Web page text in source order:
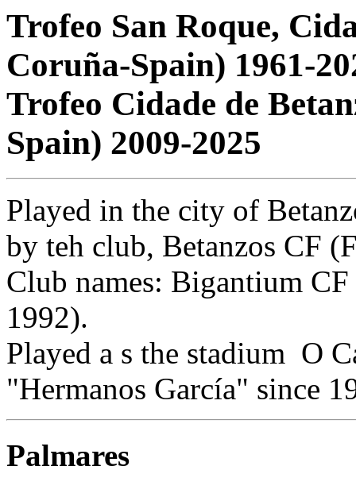
Trofeo San Roque,
Coruña-Spain) 1961-
Trofeo Cidade de
Spain) 2009-2025
Played in the city of
by teh club, Betanzos CF
Club names: Bigantium
1992).
Played a s the stadium O
"Hermanos García" since
Palmares